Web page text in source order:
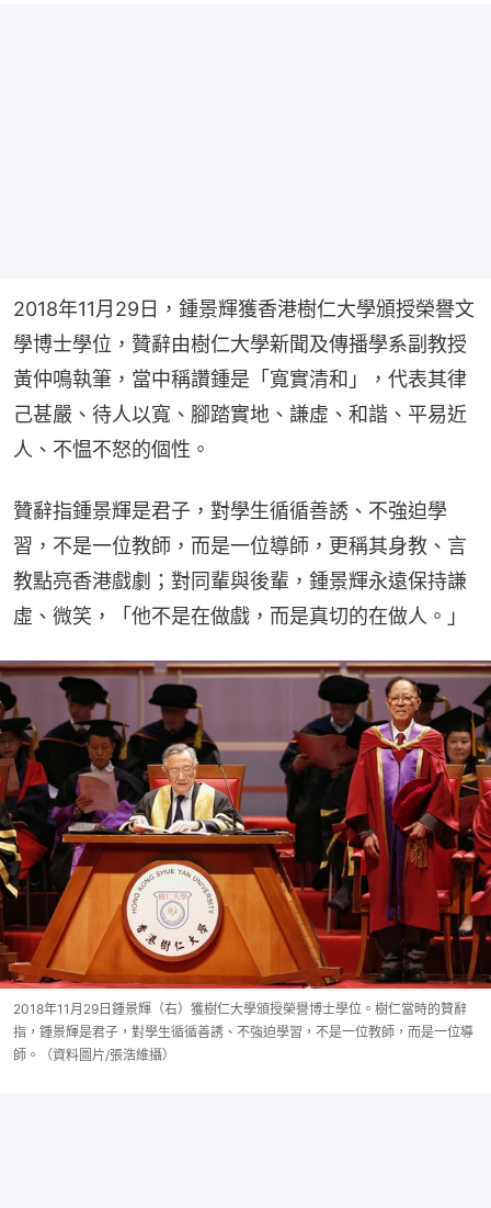
2018年11月29日，鍾景輝獲香港樹仁大學頒授榮譽文
學博士學位，贊辭由樹仁大學新聞及傳播學系副教授
黃仲鳴執筆，當中稱讚鍾是「寬實清和」，代表其律
己甚嚴、待人以寬、腳踏實地、謙虛、和諧、平易近
人、不愠不怒的個性。
贊辭指鍾景輝是君子，對學生循循善誘、不強迫學
習，不是一位教師，而是一位導師，更稱其身教、言
教點亮香港戲劇；對同輩與後輩，鍾景輝永遠保持謙
虛、微笑，「他不是在做戲，而是真切的在做人。」
2018年11月29日鍾景輝（右）獲樹仁大學頒授榮譽博士學位。樹仁當時的贊辭
指，鍾景輝是君子，對學生循循善誘、不強迫學習，不是一位教師，而是一位導
師。（資料圖片/張浩維攝）